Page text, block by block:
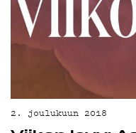
PODCAST
MAINOSTA
G LIVELAB
2. joulukuun 2018